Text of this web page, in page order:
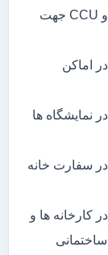
اعزام آمبولانس های ICU ,NICU ,PICU و CCU جهت
اماکن
نمایشگاه ها
در سفارت خانه
کارخانه ها و